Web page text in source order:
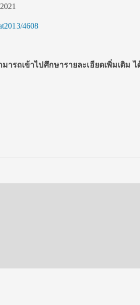
4608
รถเข้าไปศึกษารายละเอียดเพิ่มเติม ไ